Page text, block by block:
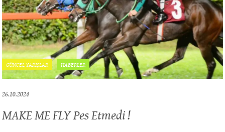
GÜNCEL YARIŞLAR HABERLER
26.10.2024
MAKE ME FLY Pes Etmedi !